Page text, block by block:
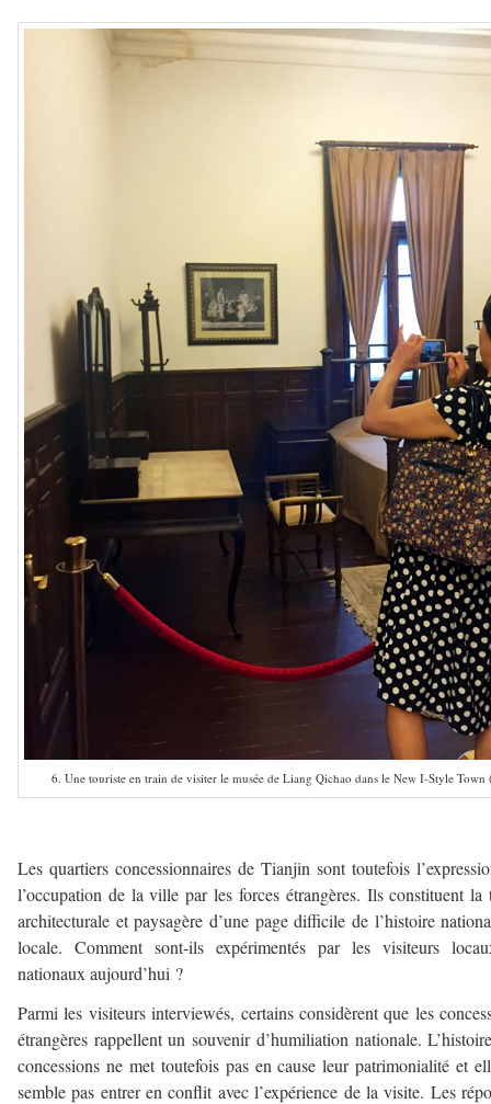
6. Une touriste en train de visiter le musée de Liang Qichao dans le New I-Style
Les quartiers concessionnaires de Tianjin sont toutefois
l’occupation de la ville par les forces étrangères. Ils constituent la
architecturale et paysagère d’une page difficile de l’histoire
locale. Comment sont-ils expérimentés par les visiteurs
nationaux aujourd’hui ?
Parmi les visiteurs interviewés, certains considèrent que les
étrangères rappellent un souvenir d’humiliation nationale.
concessions ne met toutefois pas en cause leur patrimonialité et
semble pas entrer en conflit avec l’expérience de la visite. Les